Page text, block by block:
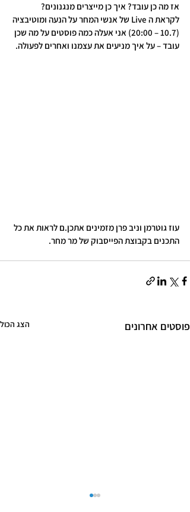
אז מה כן עובד? איך כן מייצרים מנגנונים?
לקראת ה Live של אנשי המחר על הנעה ומוטיבציה
(10.7 – 20:00) אני אעלה כמה פוסטים על מה שכן
עובד – על איך מניעים את עצמנו ואחרים לפעולה.
עוז גוטרמן וניב פרן מזמינים אתכן.ם לראות את כל
התכנים בקבוצת הפייסבוק של מר מחר.
פוסטים אחרונים הצג הכול